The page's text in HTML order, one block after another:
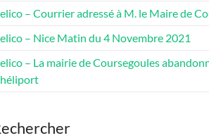
– Courrier adressé à M. le Maire de
– Nice Matin du 4 Novembre 2021
– La mairie de Coursegoules